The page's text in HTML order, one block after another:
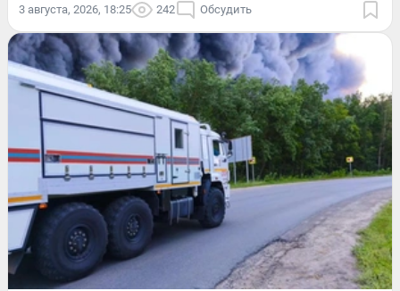
3 августа, 2026, 18:25 242 Обсудить